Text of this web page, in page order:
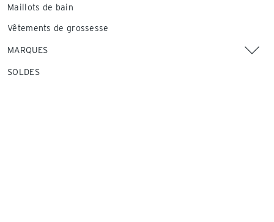
Maillots de bain
Vêtements de grossesse
MARQUES
SOLDES